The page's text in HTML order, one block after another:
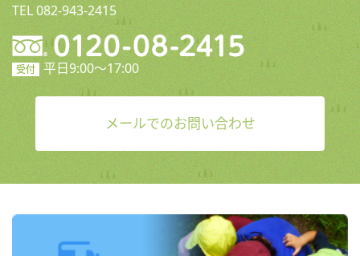
TEL 082-943-2415
受付 平日9:00〜17:00
メールでのお問い合わせ